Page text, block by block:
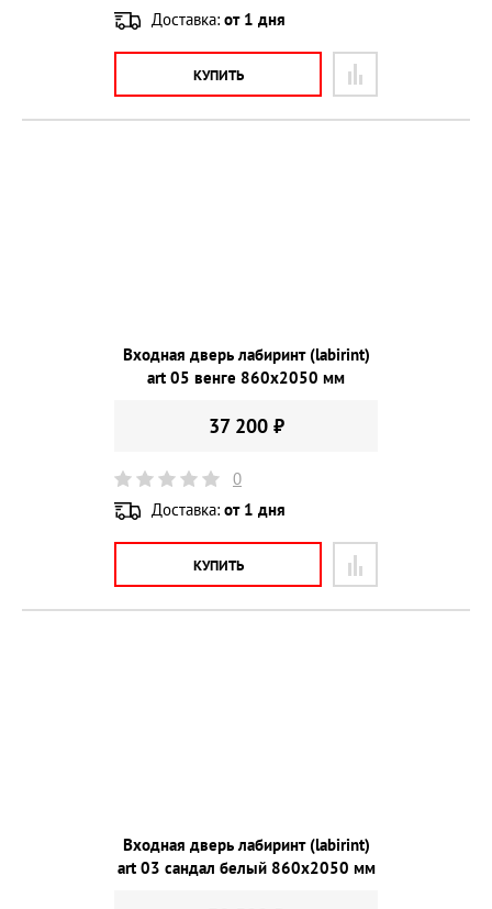
Доставка: от 1 дня
КУПИТЬ
Входная дверь лабиринт (labirint)
art 05 венге 860х2050 мм
37 200 ₽
0
Доставка: от 1 дня
КУПИТЬ
Входная дверь лабиринт (labirint)
art 03 сандал белый 860х2050 мм